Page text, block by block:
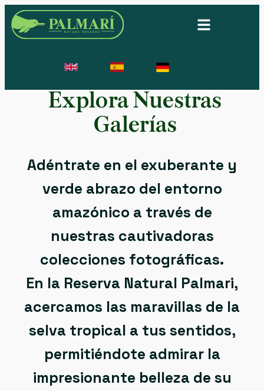
Explora Nuestras
Galerías
Adéntrate en el exuberante y
verde abrazo del entorno
amazónico a través de
nuestras cautivadoras
colecciones fotográficas.
En la Reserva Natural Palmari,
acercamos las maravillas de la
selva tropical a tus sentidos,
permitiéndote admirar la
impresionante belleza de su
Aves
Vida Silvestre